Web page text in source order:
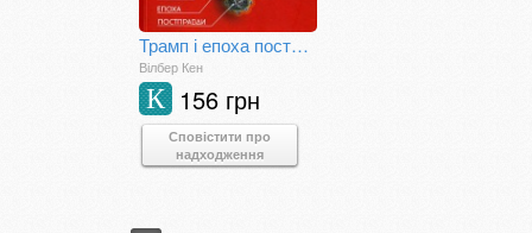
Трамп і епоха постправди
Вілбер Кен
156 грн
К
Сповістити про
надходження